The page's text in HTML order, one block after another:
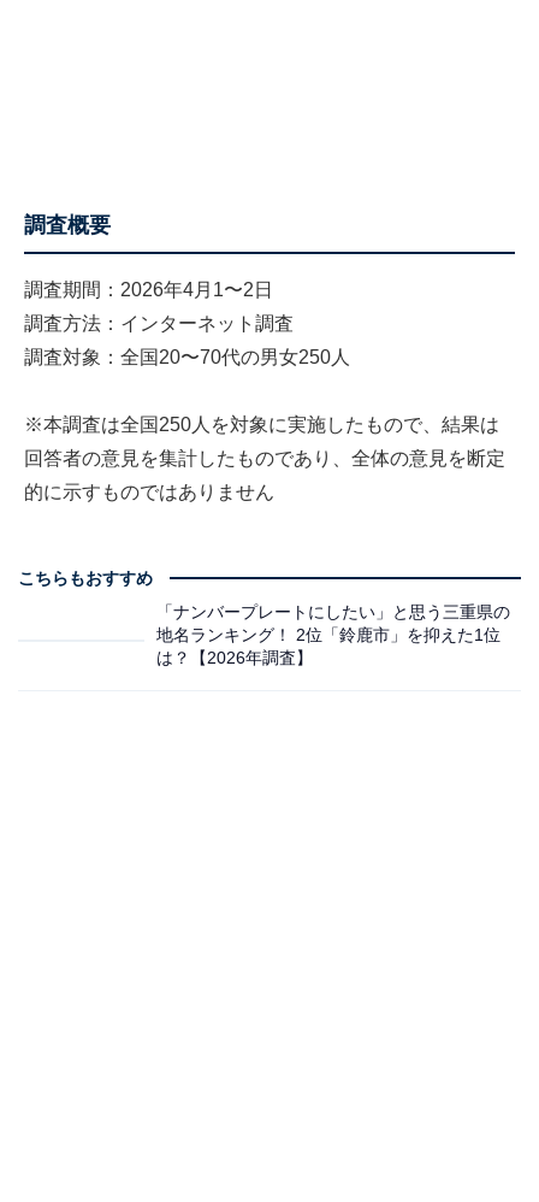
調査概要
調査期間：2026年4月1〜2日
調査方法：インターネット調査
調査対象：全国20〜70代の男女250人
※本調査は全国250人を対象に実施したもので、結果は
回答者の意見を集計したものであり、全体の意見を断定
的に示すものではありません
こちらもおすすめ
「ナンバープレートにしたい」と思う三重県の
地名ランキング！ 2位「鈴鹿市」を抑えた1位
は？【2026年調査】